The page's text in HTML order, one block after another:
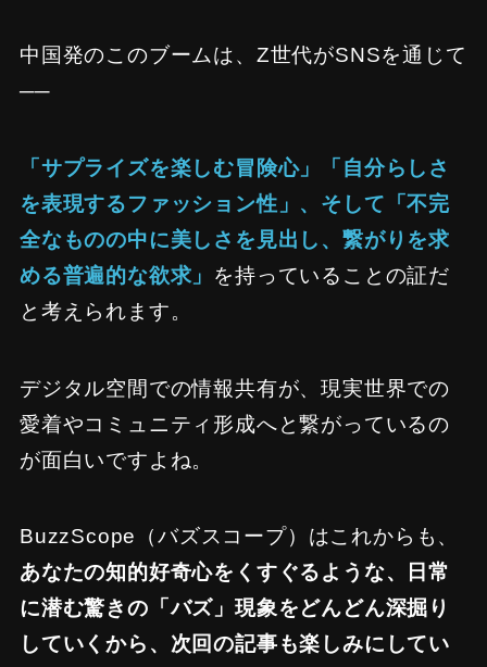
中国発のこのブームは、Z世代がSNSを通じて
──
「サプライズを楽しむ冒険心」「自分らしさ
を表現するファッション性」、そして「不完
全なものの中に美しさを見出し、繋がりを求
める普遍的な欲求」 を持っていることの証だ
と考えられます。
デジタル空間での情報共有が、現実世界での
愛着やコミュニティ形成へと繋がっているの
が面白いですよね。
BuzzScope（バズスコープ）はこれからも、
あなたの知的好奇心をくすぐるような、日常
に潜む驚きの「バズ」現象をどんどん深掘り
していくから、次回の記事も楽しみにしてい